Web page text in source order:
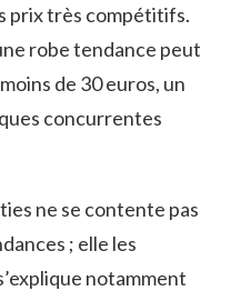
prix très compétitifs.
robe tendance peut
de 30 euros, un
concurrentes
ne se contente pas
; elle les
notamment